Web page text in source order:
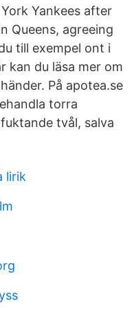
Yankees after
Queens, agreeing
till exempel ont i
kan du läsa mer om
På apotea.se
torra
tvål, salva
lirik